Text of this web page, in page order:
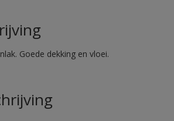
Goede dekking en vloei.